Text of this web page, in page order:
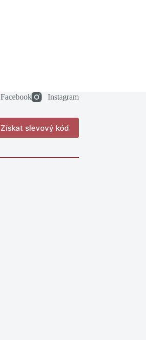
Facebook Instagram
Získat slevový kód